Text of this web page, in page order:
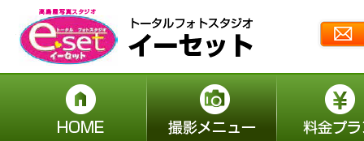
益田市の写真館 七五三 成人振
袖 ウエディング | イーセット
人振袖 ウエディング | イー